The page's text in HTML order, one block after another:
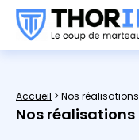
Accueil > Nos réalisations
Nos réalisations